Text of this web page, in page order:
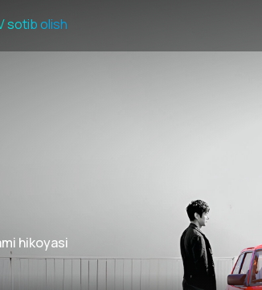
sotib olish
hikoyasi